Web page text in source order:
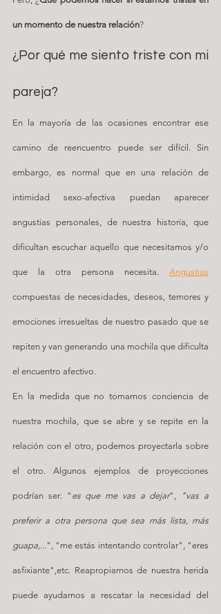
un momento de nuestra relación?
¿Por qué me siento triste con mi
pareja?
En la mayoría de las ocasiones encontrar ese
camino de reencuentro puede ser difícil. Sin
embargo, es normal que en una relación de
intimidad sexo-afectiva puedan aparecer
angustias personales, de nuestra historia, que
dificultan escuchar aquello que necesitamos y/o
que la otra persona necesita. Angustias
compuestas de necesidades, deseos, temores y
emociones irresueltas de nuestro pasado que se
repiten y van generando una mochila que dificulta
el encuentro afectivo.
En la medida que no tomamos conciencia de
nuestra mochila, que se abre y se repite en la
relación con el otro, podemos proyectarla sobre
el otro. Algunos ejemplos de proyecciones
podrían ser: " es que me vas a dejar", "vas a
preferir a otra persona que sea más lista, más
guapa,...", "me estás intentando controlar", "eres
asfixiante",etc. Reapropiarnos de nuestra herida
puede ayudarnos a rescatar la necesidad del